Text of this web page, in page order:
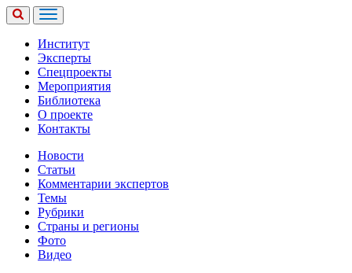
Институт
Эксперты
Спецпроекты
Мероприятия
Библиотека
О проекте
Контакты
Новости
Статьи
Комментарии экспертов
Темы
Рубрики
Страны и регионы
Фото
Видео